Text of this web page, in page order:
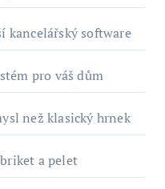
software
pro váš dům
než klasický hrnek
a pelet